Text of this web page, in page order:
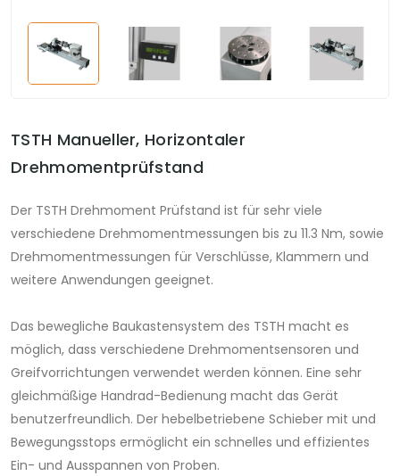
TSTH Manueller, Horizontaler
Drehmomentprüfstand
Der TSTH Drehmoment Prüfstand ist für sehr viele
verschiedene Drehmomentmessungen bis zu 11.3 Nm, sowie
Drehmomentmessungen für Verschlüsse, Klammern und
weitere Anwendungen geeignet.
Das bewegliche Baukastensystem des TSTH macht es
möglich, dass verschiedene Drehmomentsensoren und
Greifvorrichtungen verwendet werden können. Eine sehr
gleichmäßige Handrad-Bedienung macht das Gerät
benutzerfreundlich. Der hebelbetriebene Schieber mit und
Bewegungsstops ermöglicht ein schnelles und effizientes
Ein- und Ausspannen von Proben.